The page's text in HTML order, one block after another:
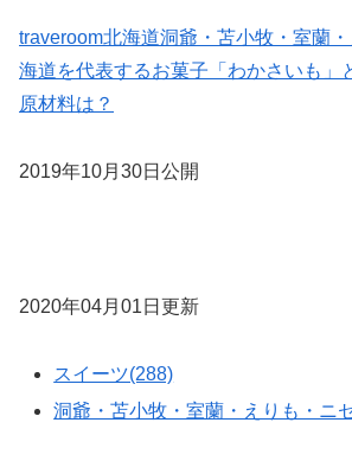
traveroom北海道洞爺・苫小牧・室蘭
海道を代表するお菓子「わかさいも」
原材料は？
2019年10月30日公開
2020年04月01日更新
スイーツ(288)
洞爺・苫小牧・室蘭・えりも・ニ